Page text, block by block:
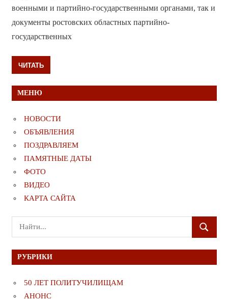
военными и партийно-государственными органами, так и
документы ростовских областных партийно-
государственных
ЧИТАТЬ
МЕНЮ
НОВОСТИ
ОБЪЯВЛЕНИЯ
ПОЗДРАВЛЯЕМ
ПАМЯТНЫЕ ДАТЫ
ФОТО
ВИДЕО
КАРТА САЙТА
Поиск
для:
ПОИСК
РУБРИКИ
50 ЛЕТ ПОЛИТУЧИЛИЩАМ
АНОНС